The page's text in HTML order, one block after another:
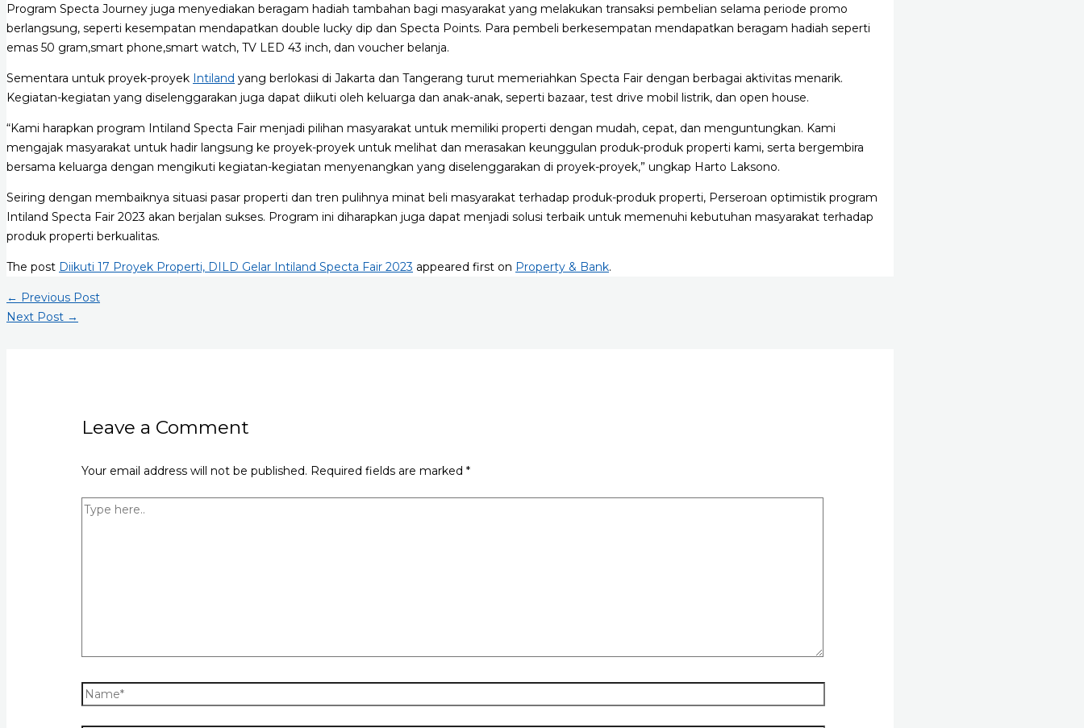
Program Specta Journey juga menyediakan beragam hadiah tambahan bagi masyarakat yang melakukan transaksi pembelian selama periode promo
berlangsung, seperti kesempatan mendapatkan double lucky dip dan Specta Points. Para pembeli berkesempatan mendapatkan beragam hadiah seperti
emas 50 gram,smart phone,smart watch, TV LED 43 inch, dan voucher belanja.
Sementara untuk proyek-proyek Intiland yang berlokasi di Jakarta dan Tangerang turut memeriahkan Specta Fair dengan berbagai aktivitas menarik.
Kegiatan-kegiatan yang diselenggarakan juga dapat diikuti oleh keluarga dan anak-anak, seperti bazaar, test drive mobil listrik, dan open house.
“Kami harapkan program Intiland Specta Fair menjadi pilihan masyarakat untuk memiliki properti dengan mudah, cepat, dan menguntungkan. Kami
mengajak masyarakat untuk hadir langsung ke proyek-proyek untuk melihat dan merasakan keunggulan produk-produk properti kami, serta bergembira
bersama keluarga dengan mengikuti kegiatan-kegiatan menyenangkan yang diselenggarakan di proyek-proyek,” ungkap Harto Laksono.
Seiring dengan membaiknya situasi pasar properti dan tren pulihnya minat beli masyarakat terhadap produk-produk properti, Perseroan optimistik program
Intiland Specta Fair 2023 akan berjalan sukses. Program ini diharapkan juga dapat menjadi solusi terbaik untuk memenuhi kebutuhan masyarakat terhadap
produk properti berkualitas.
The post Diikuti 17 Proyek Properti, DILD Gelar Intiland Specta Fair 2023 appeared first on Property & Bank.
Post
navigation
← Previous Post
Next Post →
Leave a Comment
Your email address will not be published. Required fields are marked*
Type
Name*